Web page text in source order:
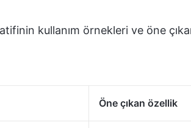
kullanım örnekleri ve öne
Öne çıkan özellik